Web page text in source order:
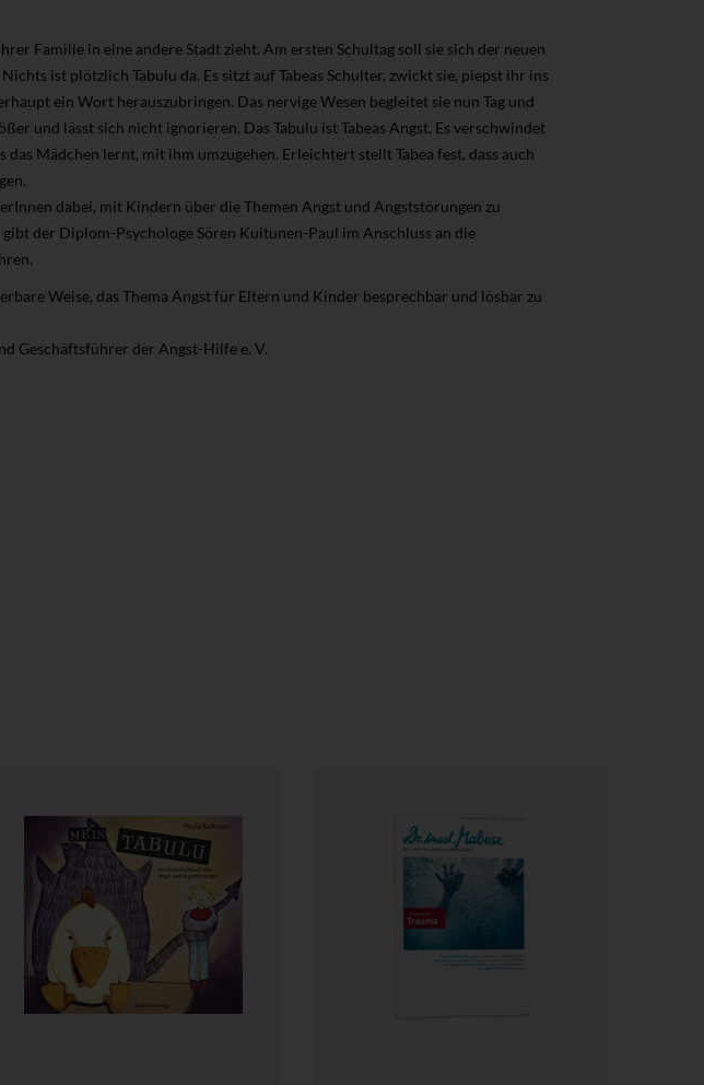
Familie in eine andere Stadt zieht. Am ersten Schultag soll sie sich der neuen
ist plötzlich Tabulu da. Es sitzt auf Tabeas Schulter, zwickt sie, piepst ihr ins
ein Wort herauszubringen. Das nervige Wesen begleitet sie nun Tag und
und lässt sich nicht ignorieren. Das Tabulu ist Tabeas Angst. Es verschwindet
Mädchen lernt, mit ihm umzugehen. Erleichtert stellt Tabea fest, dass auch
dabei, mit Kindern über die Themen Angst und Angststörungen zu
gibt der Diplom-Psychologe Sören Kuitunen-Paul im Anschluss an die
Weise, das Thema Angst für Eltern und Kinder besprechbar und lösbar zu
Geschäftsführer der Angst-Hilfe e. V.